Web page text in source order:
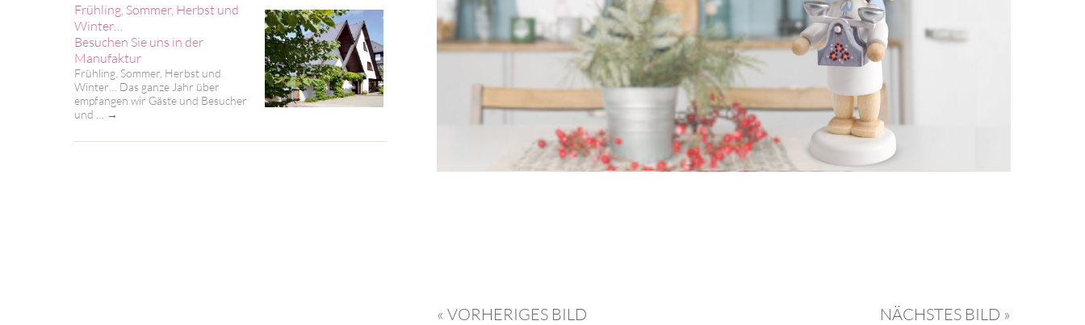
« VORHERIGES BILD NÄCHSTES BILD »
Frühling, Sommer, Herbst und
Winter…
Besuchen Sie uns in der
Manufaktur
Frühling, Sommer, Herbst und
Winter… Das ganze Jahr über
empfangen wir Gäste und Besucher
und …
→